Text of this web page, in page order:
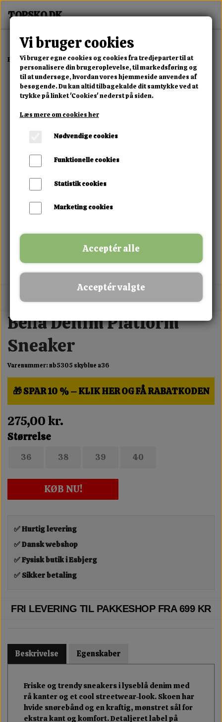
Forside Dame Alle Damesko Bella Denim Platform Sneaker
MIX FRIT · KØB 3 BETAL FOR 2
Bella Denim Platform
Sneaker
Varenummer: nb5305 skyblue a36
🎁 SPAR 10 % – KLIK HER OG FÅ RABATKODEN
275,00 kr.
Størrelse
36 38 39 40
KØB NU!
✅ Hurtig levering
✅ Dansk webshop
✅ Fysisk butik i Esbjerg
✅ Sikker betaling
FRI LEVERING TIL PAKKESHOP FRA 699 KR
Beskrivelse Egenskaber
Friske og trendy sneakers i lyseblå denim med
rå kanter og et cool streetwear-look. Skoen har
hvide snørebånd og en kraftig, mønstret sål for
ekstra kant og komfort. Detaljeret label på
Vi bruger cookies
Vi bruger egne cookies og cookies fra tredjeparter til at
personalisere din brugeroplevelse, til markedsføring og
til at undersøge, hvordan vores hjemmeside anvendes af
besøgende. Du kan altid tilbagekalde dit samtykke ved at
trykke på linket 'Cookies' nederst på siden.
Læs mere om cookies her
Nødvendige cookies
Funktionelle cookies
Statistik cookies
Marketing cookies
Acceptér alle
Acceptér valgte